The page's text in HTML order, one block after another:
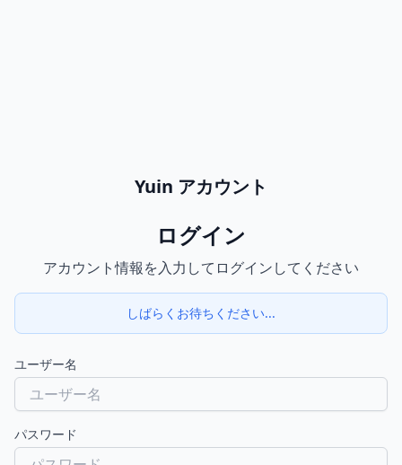
Yuin アカウント
ログイン
アカウント情報を入力してログインしてください
しばらくお待ちください...
ユーザー名
パスワード